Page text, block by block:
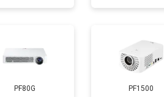
от 50 мин
PF80G PF1500